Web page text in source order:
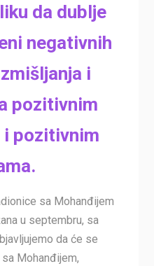
da dublje
negativnih
i
pozitivnim
i pozitivnim
sa Mohanđijem
u septembru, sa
da će se
Mohanđijem,